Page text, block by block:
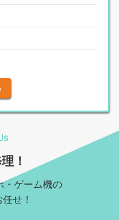
旧
！
ゲーム機の
せ！